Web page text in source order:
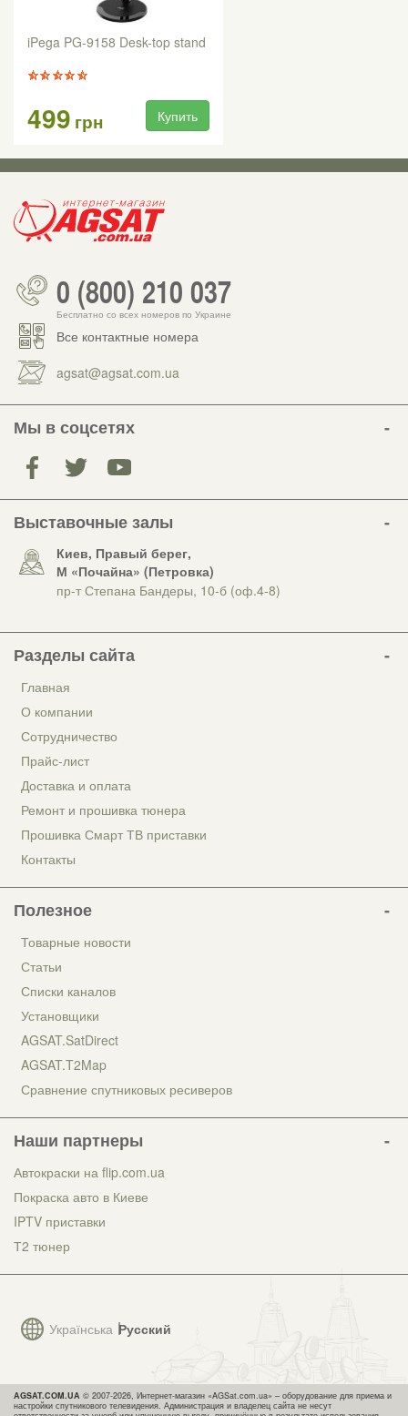
iPega PG-9158 Desk-top stand
499 грн Купить
0 (800) 210 037
Бесплатно со всех номеров по Украине
Все контактные номера
agsat@agsat.com.ua
Мы в соцсетях
Выставочные залы
Киев, Правый берег,
М «Почайна» (Петровка)
пр-т Степана Бандеры, 10-б (оф.4-8)
Українська Русский
Разделы сайта
Главная
О компании
Сотрудничество
Прайс-лист
Доставка и оплата
Ремонт и прошивка тюнера
Прошивка Смарт ТВ приставки
Контакты
Полезное
Товарные новости
Статьи
Списки каналов
Установщики
AGSAT.SatDirect
AGSAT.T2Map
Сравнение спутниковых ресиверов
Наши партнеры
Автокраски на flip.com.ua
Покраска авто в Киеве
IPTV приставки
Т2 тюнер
AGSAT.COM.UA © 2007-2026, Интернет-магазин «AGSat.com.ua» – оборудование для приема и
настройки спутникового телевидения. Администрация и владелец сайта не несут